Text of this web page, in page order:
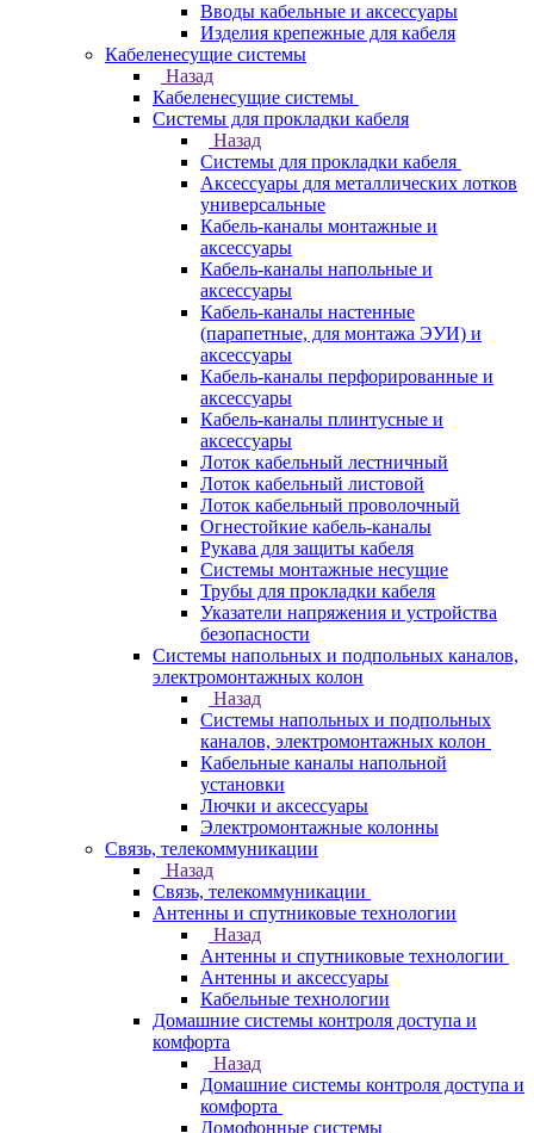
Вводы кабельные и аксессуары
Изделия крепежные для кабеля
Кабеленесущие системы
Назад
Кабеленесущие системы
Системы для прокладки кабеля
Назад
Системы для прокладки кабеля
Аксессуары для металлических лотков
универсальные
Кабель-каналы монтажные и
аксессуары
Кабель-каналы напольные и
аксессуары
Кабель-каналы настенные
(парапетные, для монтажа ЭУИ) и
аксессуары
Кабель-каналы перфорированные и
аксессуары
Кабель-каналы плинтусные и
аксессуары
Лоток кабельный лестничный
Лоток кабельный листовой
Лоток кабельный проволочный
Огнестойкие кабель-каналы
Рукава для защиты кабеля
Системы монтажные несущие
Трубы для прокладки кабеля
Указатели напряжения и устройства
безопасности
Системы напольных и подпольных каналов,
электромонтажных колон
Назад
Системы напольных и подпольных
каналов, электромонтажных колон
Кабельные каналы напольной
установки
Лючки и аксессуары
Электромонтажные колонны
Связь, телекоммуникации
Назад
Связь, телекоммуникации
Антенны и спутниковые технологии
Назад
Антенны и спутниковые технологии
Антенны и аксессуары
Кабельные технологии
Домашние системы контроля доступа и
комфорта
Назад
Домашние системы контроля доступа и
комфорта
Домофонные системы